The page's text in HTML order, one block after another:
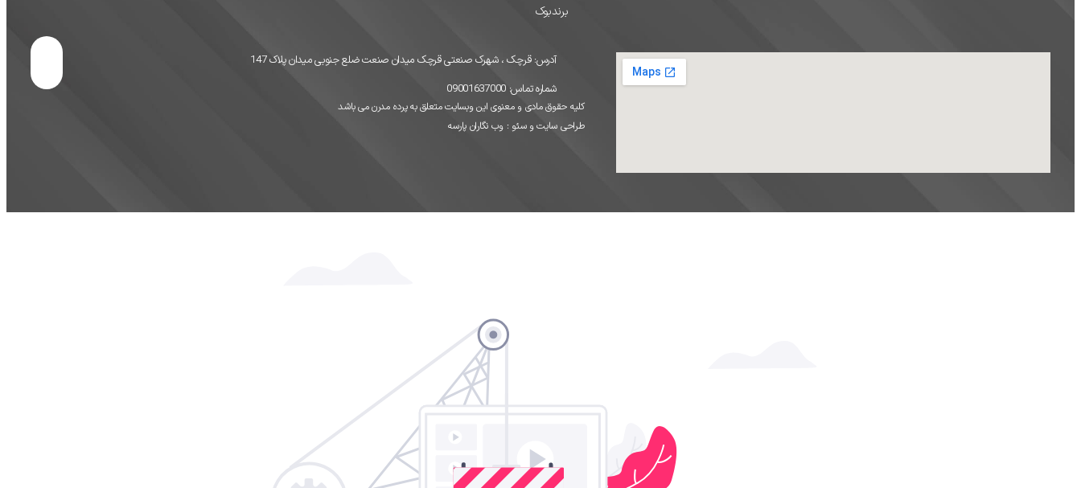
برندبوک
آدرس: قرچک ، شهرک صنعتی قرچک میدان صنعت ضلع جنوبی میدان پلاک 147
شماره تماس: 09001637000
کلیه حقوق مادی و معنوی این وبسایت متعلق به پرده مدرن می باشد
طراحی سایتوسئو : وب نگاران پارسه